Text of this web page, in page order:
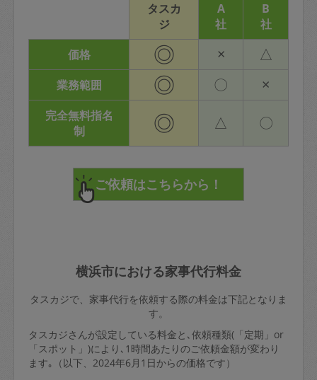
タスカ
ジ
A
社
B
社
価格
◎ × △
業務範囲 ◎ 〇 ×
完全無料指名
制
◎ △ 〇
横浜市における家事代行料金
タスカジで、家事代行を依頼する際の料金は下記となりま
す。
タスカジさんが設定している料金と､依頼種類(「定期」or
「スポット」)により､1時間あたりのご依頼金額が変わり
ます｡（以下、2024年6月1日からの価格です）